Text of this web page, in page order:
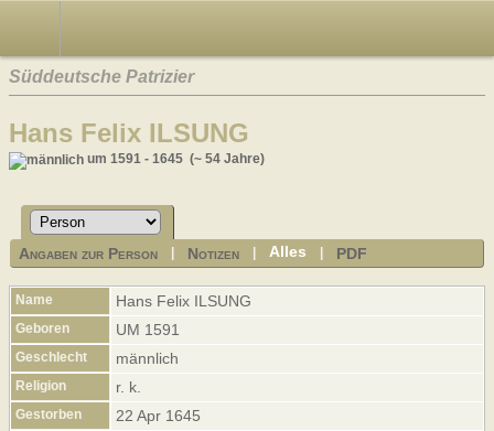
Süddeutsche Patrizier
Hans Felix ILSUNG
um 1591 - 1645 (~ 54 Jahre)
Angaben zur Person Notizen |Alles PDF
Name Hans Felix ILSUNG
Geboren UM 1591
Geschlecht männlich
Religion r. k.
Gestorben 22 Apr 1645